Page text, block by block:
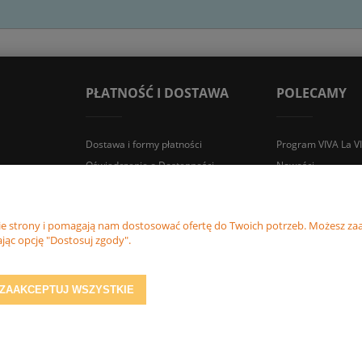
PŁATNOŚĆ I DOSTAWA
Dostawa i formy płatności
Oświadczenie o Dostępności
POLECAMY
Program VIVA La
Nowości
strony i pomagają nam dostosować ofertę do Twoich potrzeb. Możesz
opcję "Dostosuj zgody".
ZAAKCEPTUJ WSZYSTKIE